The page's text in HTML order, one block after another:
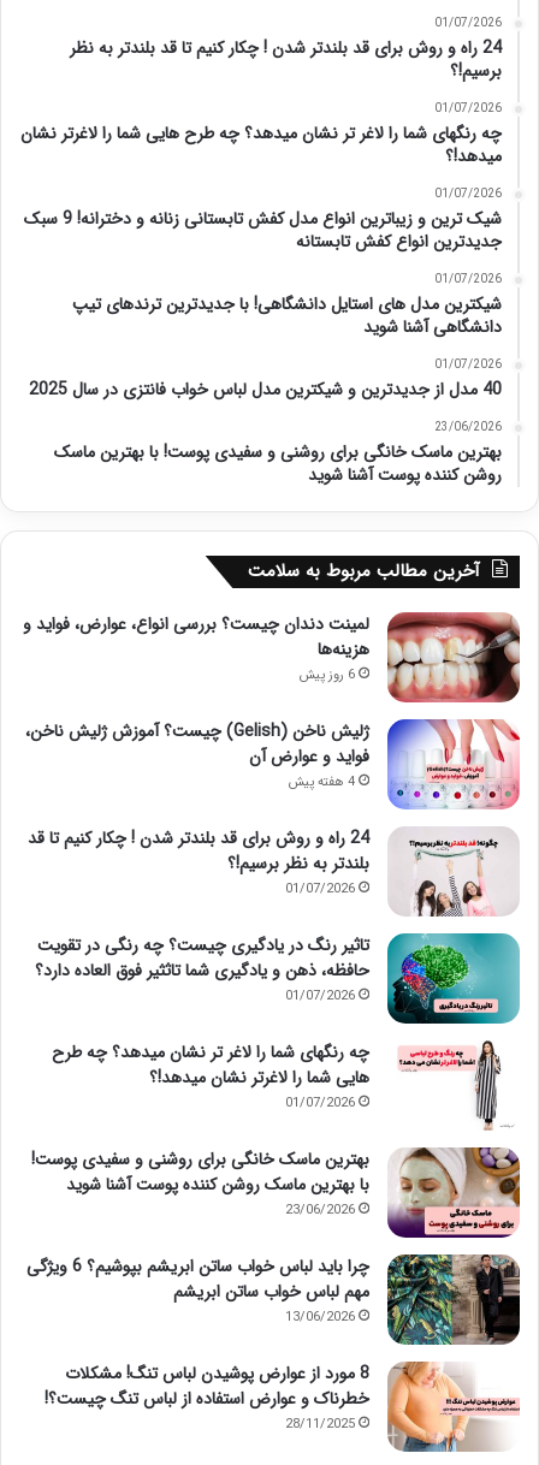
01/07/2026
24 راه و روش برای قد بلندتر شدن ! چکار کنیم تا قد بلندتر به نظر
برسیم!؟
01/07/2026
چه رنگهای شما را لاغر تر نشان میدهد؟ چه طرح هایی شما را لاغرتر نشان
میدهد!؟
01/07/2026
شیک ترین و زیباترین انواع مدل کفش تابستانی زنانه و دخترانه! 9 سبک
جدیدترین انواع کفش تابستانه
01/07/2026
شیکترین مدل های استایل دانشگاهی! با جدیدترین ترندهای تیپ
دانشگاهی آشنا شوید
01/07/2026
40 مدل از جدیدترین و شیکترین مدل لباس خواب فانتزی در سال 2025
23/06/2026
بهترین ماسک خانگی برای روشنی و سفیدی پوست! با بهترین ماسک
روشن کننده پوست آشنا شوید
آخرین مطالب مربوط به سلامت
لمینت دندان چیست؟ بررسی انواع، عوارض، فواید و
هزینه‌ها
6 روز پیش
ژلیش ناخن (Gelish) چیست؟ آموزش ژلیش ناخن،
فواید و عوارض آن
4 هفته پیش
24 راه و روش برای قد بلندتر شدن ! چکار کنیم تا قد
بلندتر به نظر برسیم!؟
01/07/2026
تاثیر رنگ در یادگیری چیست؟ چه رنگی در تقویت
حافظه، ذهن و یادگیری شما تاثثیر فوق العاده دارد؟
01/07/2026
چه رنگهای شما را لاغر تر نشان میدهد؟ چه طرح
هایی شما را لاغرتر نشان میدهد!؟
01/07/2026
بهترین ماسک خانگی برای روشنی و سفیدی پوست!
با بهترین ماسک روشن کننده پوست آشنا شوید
23/06/2026
چرا باید لباس خواب ساتن ابریشم بپوشیم؟ 6 ویژگی
مهم لباس خواب ساتن ابریشم
13/06/2026
8 مورد از عوارض پوشیدن لباس تنگ! مشکلات
خطرناک و عوارض استفاده از لباس تنگ چیست؟!
28/11/2025